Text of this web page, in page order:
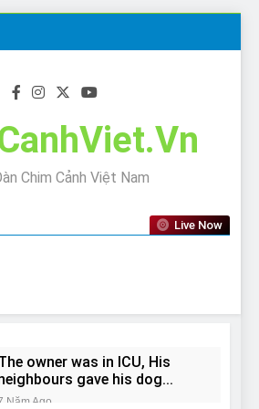
Chim Cảnh Việt Nam
Live Now
owner was in ICU, His
gave his dog
Năm Ago